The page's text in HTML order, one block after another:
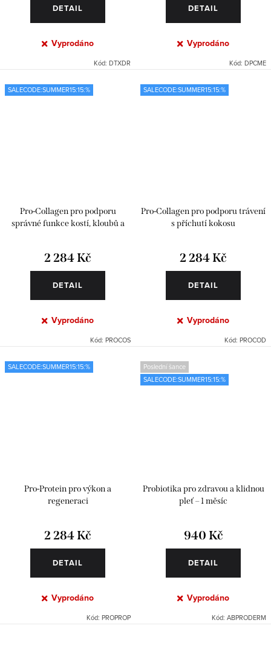
DETAIL
Vyprodáno
Kód: DTXDR
DETAIL
Vyprodáno
Kód: DPCME
SALECODE:SUMMER15:15:%
Pro-Collagen pro podporu
správné funkce kostí, kloubů a
2 284 Kč
DETAIL
Vyprodáno
Kód: PROCOS
SALECODE:SUMMER15:15:%
Pro-Collagen pro podporu trávení
s příchutí kokosu
2 284 Kč
DETAIL
Vyprodáno
Kód: PROCOD
SALECODE:SUMMER15:15:%
Pro-Protein pro výkon a
regeneraci
2 284 Kč
DETAIL
Vyprodáno
Kód: PROPROP
Poslední šance
SALECODE:SUMMER15:15:%
Probiotika pro zdravou a klidnou
pleť – 1 měsíc
940 Kč
DETAIL
Vyprodáno
Kód: ABPRODERM